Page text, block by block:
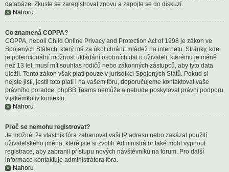
databáze. Zkuste se zaregistrovat znovu a zapojte se do diskuzí.
Nahoru
Co znamená COPPA?
COPPA, neboli Child Online Privacy and Protection Act of 1998 je zákon ve
Spojených Státech, který má za úkol chránit mládež na internetu. Stránky, kde
je potencionální možnost ukládání osobních dat o uživateli, kterému je méně
než 13 let, musí mít souhlas rodičů nebo zákonných zástupců, aby tyto data
uložil. Tento zákon však platí pouze v jurisdikci Spojených Států. Pokud si
nejste jisti, jestli toto platí i na vašem fóru, doporučujeme kontaktovat vaše
právního poradce, phpBB Teams nemůže a nebude poskytovat právni podporu
v jakémkoliv kontextu.
Nahoru
Proč se nemohu registrovat?
Je možné, že vlastník fóra zabanoval vaši IP adresu nebo zakázal použití
uživatelského jména, které jste si zvolili. Administrátor také mohl vypnout
registrace, aby zabranil přístupu nových návštěvníků na fórum. Pro další
informace kontaktuje administrátora fóra.
Nahoru